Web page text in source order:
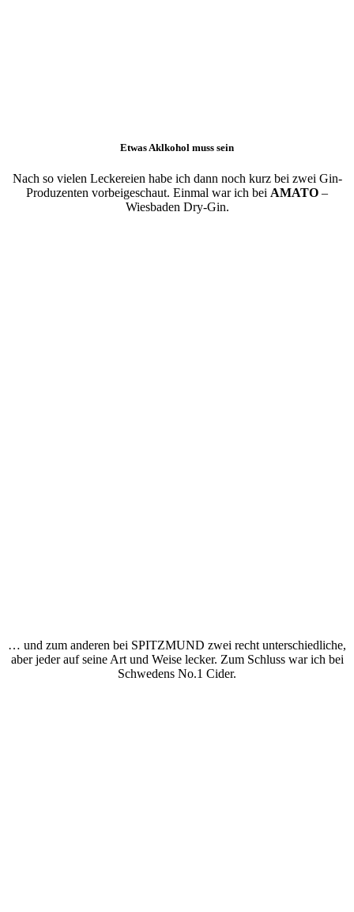
Etwas Aklkohol muss sein
Nach so vielen Leckereien habe ich dann noch kurz bei zwei Gin-
Produzenten vorbeigeschaut. Einmal war ich bei AMATO –
Wiesbaden Dry-Gin.
… und zum anderen bei SPITZMUND zwei recht unterschiedliche,
aber jeder auf seine Art und Weise lecker. Zum Schluss war ich bei
Schwedens No.1 Cider.